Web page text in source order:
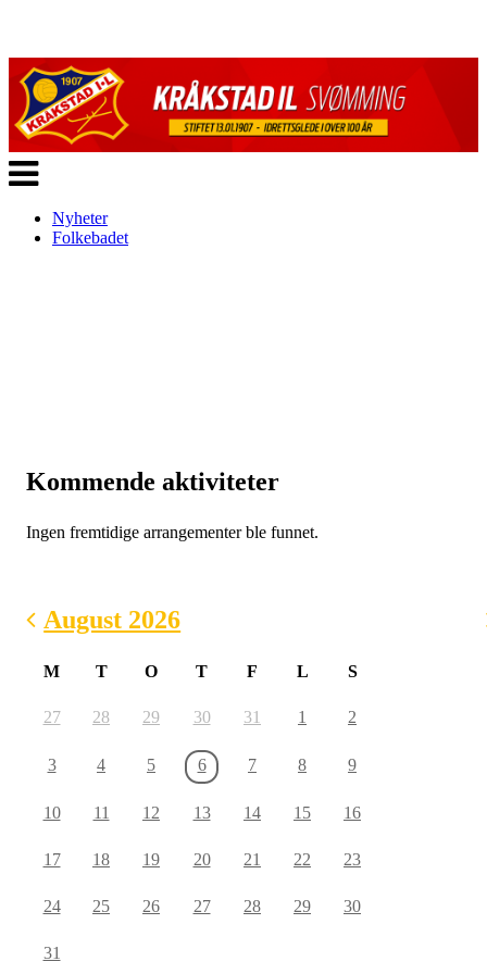
Veksle
navigasjon
Nyheter
Folkebadet
Kommende aktiviteter
Ingen fremtidige arrangementer ble funnet.
August 2026
M T O T F L S
27 28 29 30 31 1 2
3 4 5 6 7 8 9
10 11 12 13 14 15 16
17 18 19 20 21 22 23
24 25 26 27 28 29 30
31